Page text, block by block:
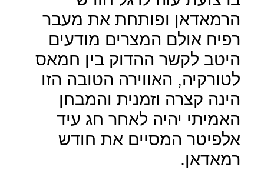
הרמאדאן ופותחת את מעבר
רפיח אולם המצרים מודעים
היטב לקשר ההדוק בין חמאס
לטורקיה, האווירה הטובה הזו
הינה קצרה וזמנית והמבחן
האמיתי יהיה לאחר חג עיד
אלפיטר המסיים את חודש
רמאדאן.